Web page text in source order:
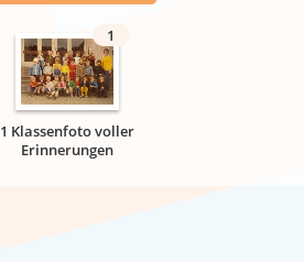
1
1 Klassenfoto voller
Erinnerungen